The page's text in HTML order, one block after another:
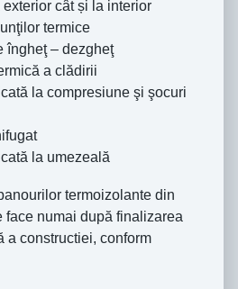
cât și la interior
termice
îngheţ – dezgheţ
a clădirii
la compresiune şi şocuri
la umezeală
termoizolante din
face numai după finalizarea
a constructiei, conform